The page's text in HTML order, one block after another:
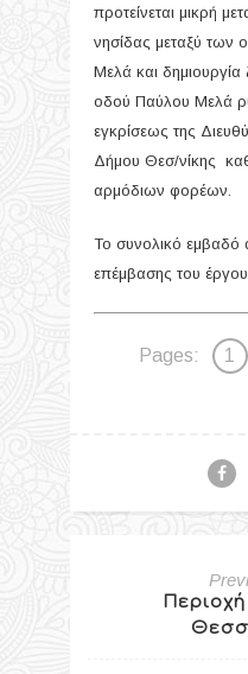
προτείνεται μικρή
νησίδας μεταξύ των
Μελά και δημιουργία
οδού Παύλου Μελά
εγκρίσεως της
Δήμου Θεσ/νίκης
αρμόδιων φορέων.
Το συνολικό εμβαδό
επέμβασης του έργου
Pages: 1